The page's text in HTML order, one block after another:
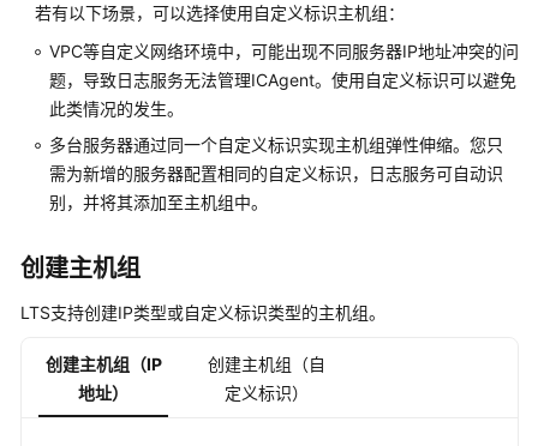
予
使
LTS
的
权
限
买
LTS
资
包
日
若有以下场景，可以选择使用自定义标识主机组：
VPC等自定义网络环境中，可能出现不同服务器IP地址冲突的问
题，导致日志服务无法管理ICAgent。使用自定义标识可以避免
此类情况的发生。
多台服务器通过同一个自定义标识实现主机组弹性伸缩。您只
需为新增的服务器配置相同的自定义标识，日志服务可自动识
别，并将其添加至主机组中。
创建主机组
LTS支持创建IP类型或自定义标识类型的主机组。
创建主机组（IP
地址）
创建主机组（自
定义标识）